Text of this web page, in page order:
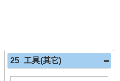
限時電驛
數字型計數器
熱風槍
脫皮鉗
25_工具(其它)